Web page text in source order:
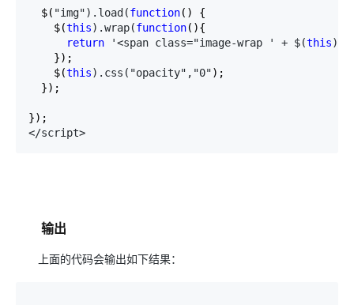
  $(
"img").load(function() {
    $(
this).wrap(function(){
return '<span class="image-wrap ' + $(this
    });
    $(
this).css("opacity","0");
  });
</script>
输出
上面的代码会输出如下结果：